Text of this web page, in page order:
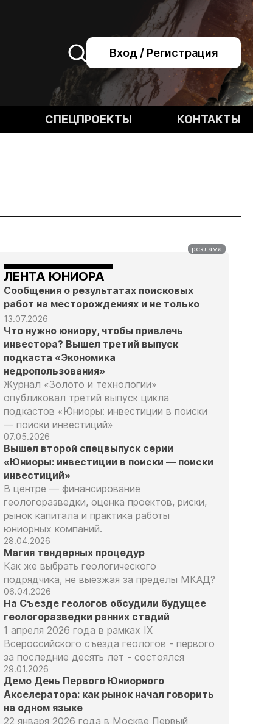
Вход / Регистрация
СПЕЦПРОЕКТЫ КОНТАКТЫ
ЛЕНТА ЮНИОРА
Сообщения о результатах поисковых
работ на месторождениях и не только
13.07.2026
Что нужно юниору, чтобы привлечь
инвестора? Вышел третий выпуск
подкаста «Экономика
недропользования»
Журнал «Золото и технологии»
опубликовал третий выпуск цикла
подкастов «Юниоры: инвестиции в поиски
— поиски инвестиций»
07.05.2026
Вышел второй спецвыпуск серии
«Юниоры: инвестиции в поиски — поиски
инвестиций»
В центре — финансирование
геологоразведки, оценка проектов, риски,
рынок капитала и практика работы
юниорных компаний.
28.04.2026
Магия тендерных процедур
Как же выбрать геологического
подрядчика, не выезжая за пределы МКАД?
06.04.2026
На Съезде геологов обсудили будущее
геологоразведки ранних стадий
1 апреля 2026 года в рамках IX
Всероссийского съезда геологов - первого
за последние десять лет - состоялся
29.01.2026
Демо День Первого Юниорного
Акселератора: как рынок начал говорить
на одном языке
22 января 2026 года в Москве Первый